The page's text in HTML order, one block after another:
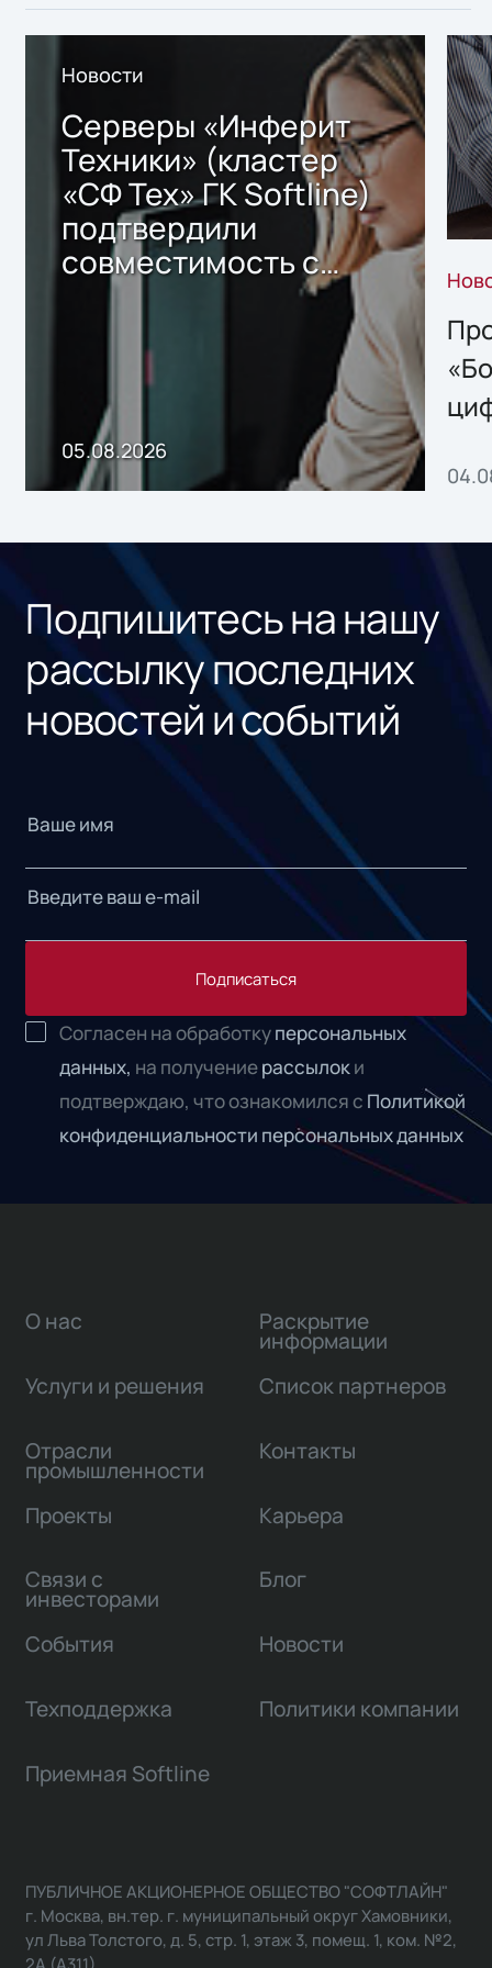
Новости
Серверы «Инферит
Техники» (кластер
«СФ Тех» ГК Softline)
подтвердили
совместимость с
решением Sharx
хранения данных
05.08.2026
Подпишитесь на нашу
рассылку последних
новостей и событий
Подписаться
Согласен на обработкуперсональных
данных, на получениерассылоки
подтверждаю, что ознакомился с Политикой
конфиденциальности персональных данных
О нас
Услуги и решения
Отрасли
промышленности
Проекты
Связи с
инвесторами
Раскрытие
информации
Список партнеров
Контакты
Карьера
Блог
События Новости
Техподдержка Политики компании
Приемная Softline
ПУБЛИЧНОЕ АКЦИОНЕРНОЕ ОБЩЕСТВО "СОФТЛАЙН"
г. Москва, вн.тер. г. муниципальный округ Хамовники,
ул Льва Толстого, д. 5, стр. 1, этаж 3, помещ. 1, ком. №2,